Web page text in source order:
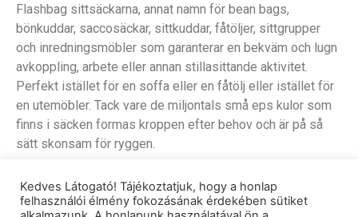
Flashbag sittsäckarna, annat namn för bean bags,
bönkuddar, saccosäckar, sittkuddar, fåtöljer, sittgrupper
och inredningsmöbler som garanterar en bekväm och lugn
avkoppling, arbete eller annan stillasittande aktivitet.
Perfekt istället för en soffa eller en fåtölj eller istället för
en utemöbler. Tack vare de miljontals små eps kulor som
finns i säcken formas kroppen efter behov och är på så
sätt skonsam för ryggen.
Facebook Youtube Flickr payment
Kedves Látogató! Tájékoztatjuk, hogy a honlap
felhasználói élmény fokozásának érdekében sütiket